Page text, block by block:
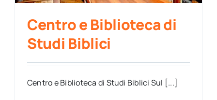
Centro e Biblioteca di
Studi Biblici
Centro e Biblioteca di Studi Biblici Sul [...]